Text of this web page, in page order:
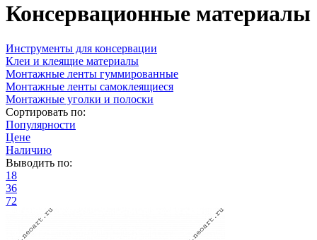
Консервационные материалы
Инструменты для консервации
Клеи и клеящие материалы
Монтажные ленты гуммированные
Монтажные ленты самоклеящиеся
Монтажные уголки и полоски
Сортировать по:
Популярности
Цене
Наличию
Выводить по:
18
36
72